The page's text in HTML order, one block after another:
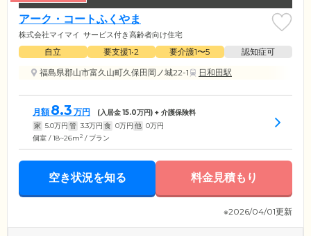
アーク・コートふくやま
株式会社マイマイ サービス付き高齢者向け住宅
自立 要支援1•2 要介護1〜5
認知症可
福島県郡山市富久山町久保田岡ノ城22-1
日和田駅
月額 8.3 万円 (入居金15.0万円) + 介護保険料
家 5.0万円 管 3.3万円 食 0万円 他 0万円
個室 / 18~26m2 / プラン
空き状況を知る 料金見積もり
※2026/04/01更新